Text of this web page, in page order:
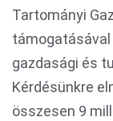
Tartományi
gazdasági és
Kérdésünkre
összesen 9